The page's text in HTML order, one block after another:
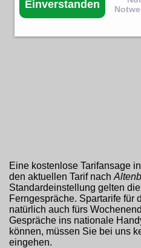
Eine kostenlose Tarifansage
den aktuellen Tarif nach
Standardeinstellung gelten
Ferngespräche. Spartarife für
natürlich auch fürs
Gespräche ins nationale
können, müssen Sie bei uns
eingehen.
Einverstanden